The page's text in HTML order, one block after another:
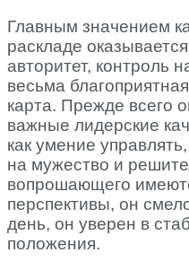
Главным значением
раскладе
авторитет, контроль
весьма
карта. Прежде всего
важные лидерские
как умение
на мужество и
вопрошающего
перспективы, он
день, он уверен в
положения.